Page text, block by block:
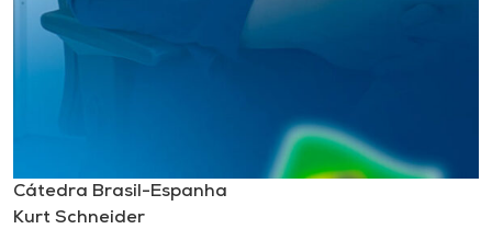
Cátedra Brasil-Espanha
Kurt Schneider